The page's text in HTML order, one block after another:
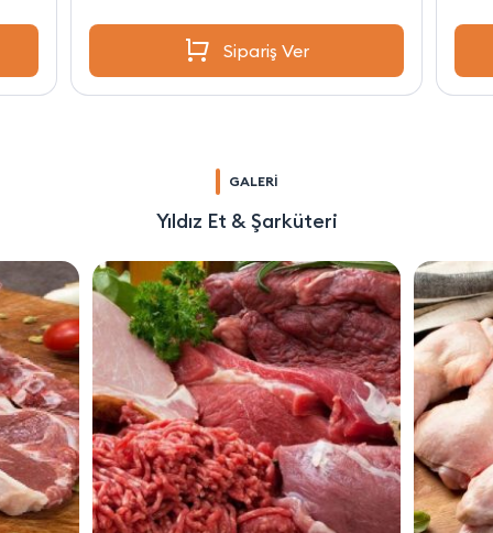
Sipariş Ver
GALERİ
Yıldız Et & Şarküteri